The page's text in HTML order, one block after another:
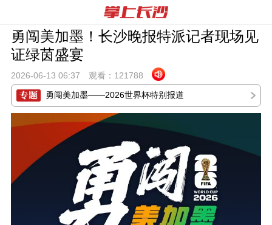
勇闯美加墨！长沙晚报特派记者现场见
证绿茵盛宴
2026-06-13 06:37 观看： 121788
勇闯美加墨——2026世界杯特别报道